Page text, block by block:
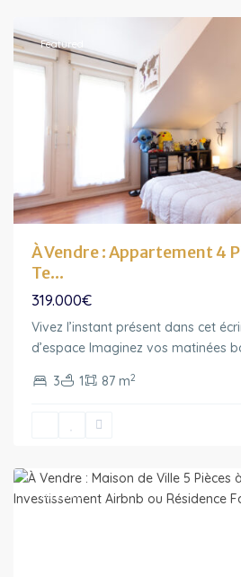
Featured
À Vendre : Appartement 4
Te...
319.000€
Vivez l’instant présent dans cet
d’espace Imaginez vos matinées
3 1 87 m2
Ile-
France
Featured